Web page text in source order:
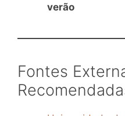
verão
Fontes